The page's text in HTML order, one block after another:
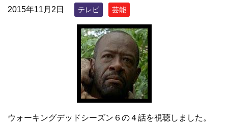
2015年11月2日 テレビ 芸能
ウォーキングデッドシーズン６の４話を視聴しました。